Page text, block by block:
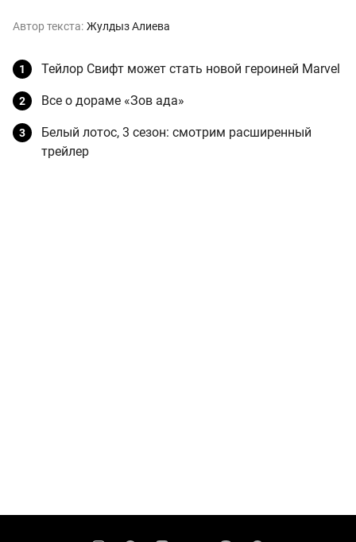
Автор текста: Жулдыз Алиева
Тейлор Свифт может стать новой героиней Marvel
Все о дораме «Зов ада»
Белый лотос, 3 сезон: смотрим расширенный
трейлер